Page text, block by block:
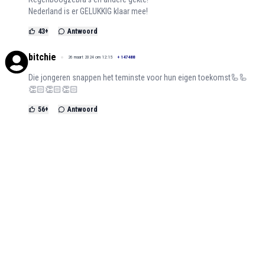
Nederland is er GELUKKIG klaar mee!
43+ Antwoord
bitchie 26 maart 2024 om 12:15 + 147488
Die jongeren snappen het teminste voor hun eigen toekomst🦾🦾
👏🏻👏🏻👏🏻
56+ Antwoord